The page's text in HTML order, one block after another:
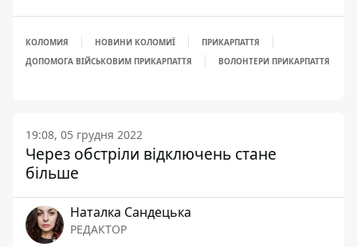
КОЛОМИЯ НОВИНИ КОЛОМИЇ
ПРИКАРПАТТЯ
ДОПОМОГА ВІЙСЬКОВИМ ПРИКАРПАТТЯ
ВОЛОНТЕРИ ПРИКАРПАТТЯ
19:08, 05 грудня 2022
Через обстріли відключень стане
більше
Наталка Сандецька
РЕДАКТОР